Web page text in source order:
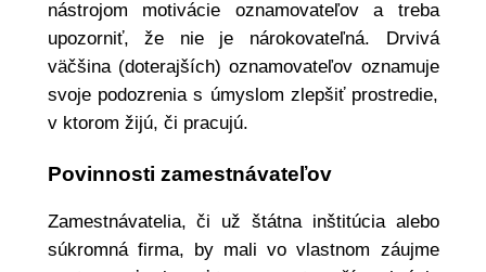
nástrojom motivácie oznamovateľov a treba
upozorniť, že nie je nárokovateľná. Drvivá
väčšina (doterajších) oznamovateľov oznamuje
svoje podozrenia s úmyslom zlepšiť prostredie,
v ktorom žijú, či pracujú.
Povinnosti zamestnávateľov
Zamestnávatelia, či už štátna inštitúcia alebo
súkromná firma, by mali vo vlastnom záujme